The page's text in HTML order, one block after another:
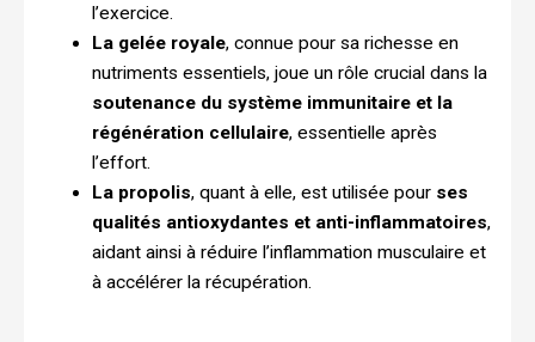
l’exercice.
La gelée royale, connue pour sa richesse en
nutriments essentiels, joue un rôle crucial dans la
soutenance du système immunitaire et la
régénération cellulaire, essentielle après
l’effort.
La propolis, quant à elle, est utilisée pour ses
qualités antioxydantes et anti-inflammatoires,
aidant ainsi à réduire l’inflammation musculaire et
à accélérer la récupération.